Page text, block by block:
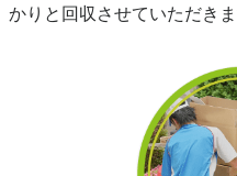
かりと回収させていただきま